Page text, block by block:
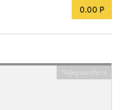
0.00 P
Najlepsza oferta